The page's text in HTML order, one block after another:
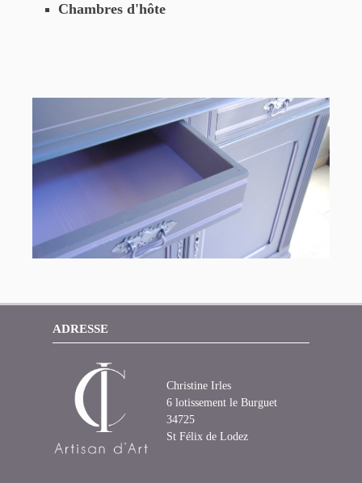
Chambres d'hôte
ADRESSE
Christine Irles
6 lotissement le Burguet
34725
St Félix de Lodez